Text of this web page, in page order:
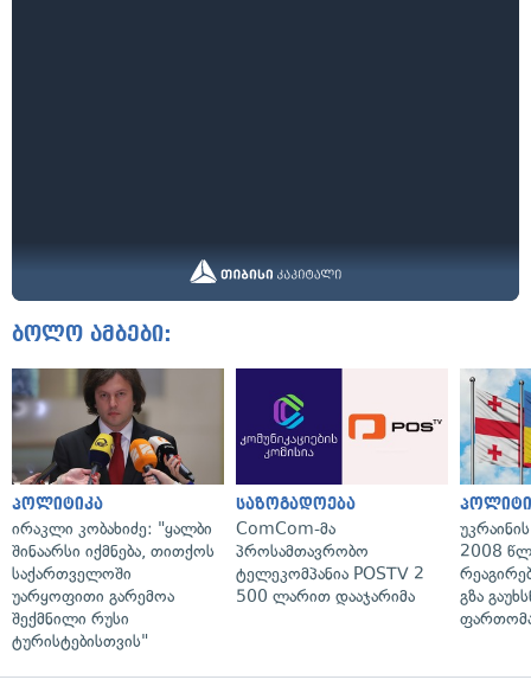
ბოლო ამბები:
პოლიტიკა
ირაკლი კობახიძე: "ყალბი
შინაარსი იქმნება, თითქოს
საქართველოში
უარყოფითი გარემოა
შექმნილი რუსი
ტურისტებისთვის"
საზოგადოება
ComCom-მა
პროსამთავრობო
ტელეკომპანია POSTV 2
500 ლარით დააჯარიმა
2008
გზა